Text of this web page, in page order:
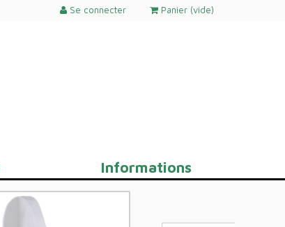
Se connecter Panier (vide)
Informations